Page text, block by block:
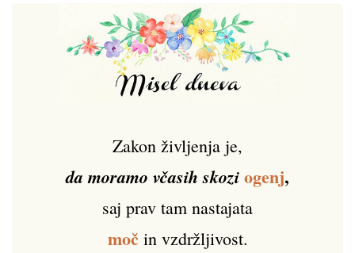
Zakon življenja je,
da moramo včasih skoziogenj,
saj prav tam nastajata
močin vzdržljivost.